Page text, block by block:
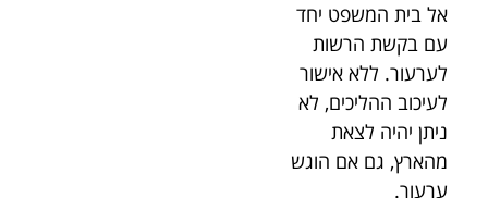
אל בית המשפט יחד
עם בקשת הרשות
לערעור. ללא אישור
לעיכוב ההליכים, לא
ניתן יהיה לצאת
מהארץ, גם אם הוגש
ערעור.